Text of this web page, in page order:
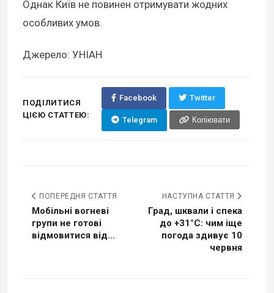
Однак Київ не повинен отримувати жодних
особливих умов.
Джерело: УНІАН
ПОДІЛИТИСЯ
ЦІЄЮ СТАТТЕЮ:
Facebook Twitter
Telegram Копіювати
ПОПЕРЕДНЯ СТАТТЯ
Мобільні вогневі
групи не готові
відмовитися від...
НАСТУПНА СТАТТЯ
Град, шквали і спека
до +31°С: чим іще
погода здивує 10
червня